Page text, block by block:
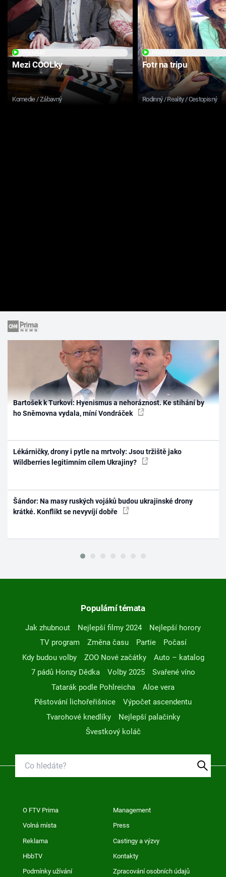
Mezi COOLky
Komedie / Zábavný
Fotr na tripu
Rodinný / Reality / Cestopisný
Bartošek k Turkovi: Hyenismus a nehoráznost. Ke stíhání by
ho Sněmovna vydala, míní Vondráček
Lékárničky, drony i pytle na mrtvoly: Jsou tržiště jako
Wildberries legitimním cílem Ukrajiny?
Šándor: Na masy ruských vojáků budou ukrajinské drony
krátké. Konflikt se nevyvíjí dobře
Populární témata
Jak zhubnout Nejlepší filmy 2024
Nejlepší horory
TV program
Změna času Partie
Počasí
Kdy budou volby
ZOO Nové začátky
Auto – katalog
7 pádů Honzy Dědka
Volby 2025
Svařené víno
Tatarák podle Pohlreicha
Aloe vera
Pěstování lichořeřišnice
Výpočet ascendentu
Tvarohové knedlíky
Nejlepší palačinky
Švestkový koláč
O FTV Prima Management
Volná místa Press
Reklama Castingy a výzvy
HbbTV Kontakty
Podmínky užívání Zpracování osobních údajů